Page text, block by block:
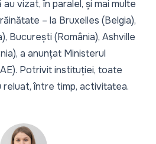
au vizat, în paralel, și mai multe
– la Bruxelles (Belgia),
București (România), Ashville
a anunțat Ministerul
Potrivit instituției, toate
între timp, activitatea.